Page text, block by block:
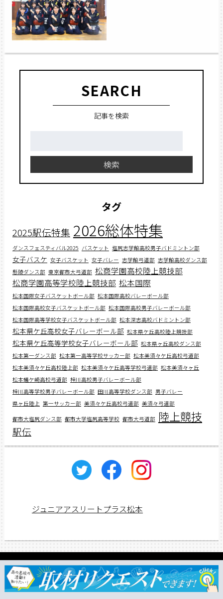
SEARCH
記事を検索
検索
タグ
2025駅伝特集 2026総体特集
ダンスフェスティバル2025 バスケット 塩尻志学館高校男子バドミントン部
女子バスケ 女子バスケット 女子バレー 志学館弓道部 志学館高校ダンス部
懸陵ダンス部 東京都市大弓道部 松商学園高校陸上競技部
松商学園高等学校陸上競技部 松本国際
松本国際女子バスケットボール部 松本国際高校バレーボール部
松本国際高校女子バスケットボール部 松本国際高校男子バレーボール部
松本国際高等学校女子バスケットボール部 松本深志高校バドミントン部
松本県ケ丘高校女子バレーボール部 松本県ケ丘高校陸上競技部
松本県ケ丘高等学校女子バレーボール部 松本県ヶ丘高校ダンス部
松本第一ダンス部 松本第一高等学校サッカー部 松本美須々ケ丘高校弓道部
松本美須々ケ丘高校陸上部 松本美須々ケ丘高等学校弓道部 松本美須々ヶ丘
松本蟻ケ崎高校弓道部 梓川高校男子バレーボール部
梓川高等学校男子バレーボール部 田川高等学校ダンス部 男子バレー
県ヶ丘陸上 第一サッカー部 美須々ケ丘高校弓道部 美須々弓道部
都市大塩尻ダンス部 都市大学塩尻高等学校 都市大弓道部 陸上競技
駅伝
ジュニアアスリートプラス松本